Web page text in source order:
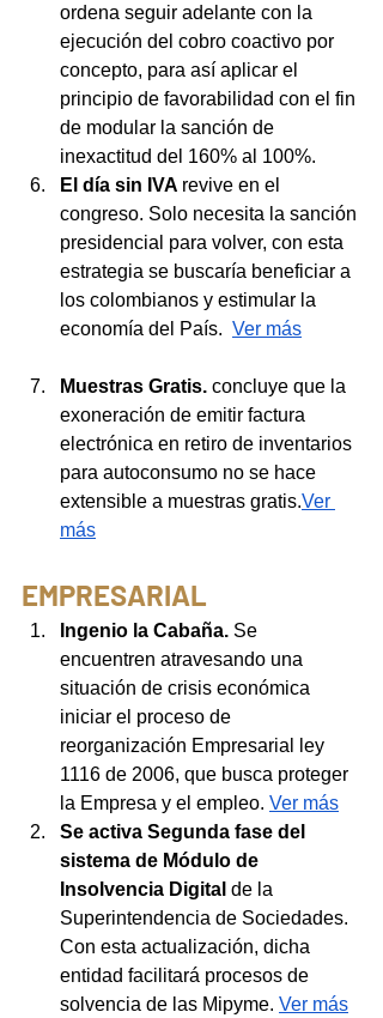
ordena seguir adelante con la
ejecución del cobro coactivo por
concepto, para así aplicar el
principio de favorabilidad con el fin
de modular la sanción de
inexactitud del 160% al 100%.
El día sin IVA revive en el
congreso. Solo necesita la sanción
presidencial para volver, con esta
estrategia se buscaría beneficiar a
los colombianos y estimular la
economía del País. Ver más
Muestras Gratis. concluye que la
exoneración de emitir factura
electrónica en retiro de inventarios
para autoconsumo no se hace
extensible a muestras gratis.Ver
más
EMPRESARIAL
Ingenio la Cabaña. Se
encuentren atravesando una
situación de crisis económica
iniciar el proceso de
reorganización Empresarial ley
1116 de 2006, que busca proteger
la Empresa y el empleo. Ver más
Se activa Segunda fase del
sistema de Módulo de
Insolvencia Digital de la
Superintendencia de Sociedades.
Con esta actualización, dicha
entidad facilitará procesos de
solvencia de las Mipyme. Ver más